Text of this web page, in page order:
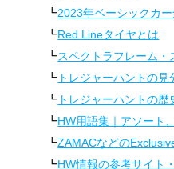
2023年ベーシックカ
Red Lineタイヤとは
スペクトラフレーム
トレジャーハントの見
トレジャーハントの歴
HW用語集｜アソート
ZAMACなどの
HW情報の参考サイト